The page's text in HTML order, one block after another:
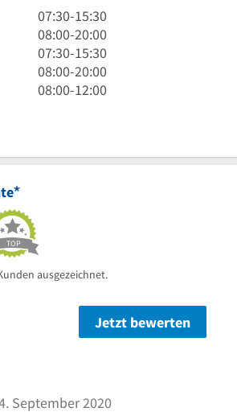
7
Uhr
30
bis
15
07:30-15:30
8
Uhr
bis
20
08:00-20:00
7
Uhr
30
30
07:30-15:30
8
Uhr
08:00-20:00
8
Uhr
08:00-12:00
*
TOP
ausgezeichnet.
Jetzt bewerten
September 2020